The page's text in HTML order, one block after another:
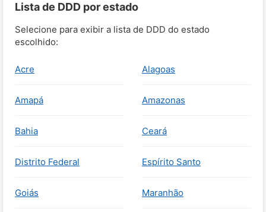
Lista de DDD por estado
Selecione para exibir a lista de DDD do estado
escolhido:
Acre Alagoas
Amapá Amazonas
Bahia Ceará
Distrito Federal Espírito Santo
Goiás Maranhão